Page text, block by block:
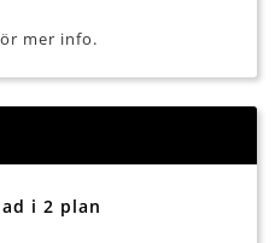
mer info.
i 2 plan